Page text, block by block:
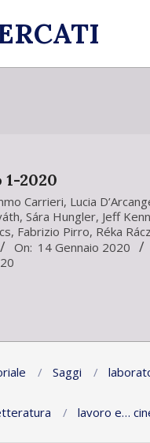
1-2020
Carrieri, Lucia
, Sára Hungler, Jeff
, Fabrizio Pirro, Réka Rácz
On: 14 Gennaio 2020
Saggi
lavoro e…